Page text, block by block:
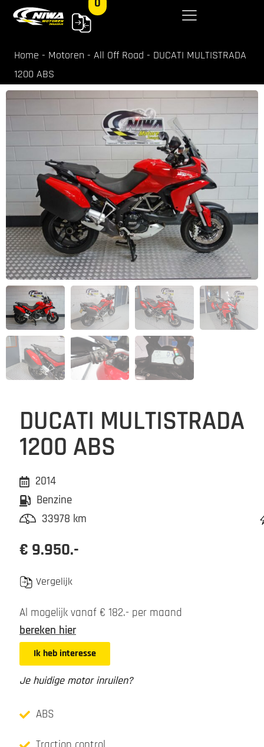
Home - Motoren - All Off Road - DUCATI MULTISTRADA
1200 ABS
DUCATI MULTISTRADA
1200 ABS
2014
Benzine
33978 km
€ 9.950.-
Vergelijk
Al mogelijk vanaf € 182.- per maand
bereken hier
Ik heb interesse
Je huidige motor inruilen?
ABS